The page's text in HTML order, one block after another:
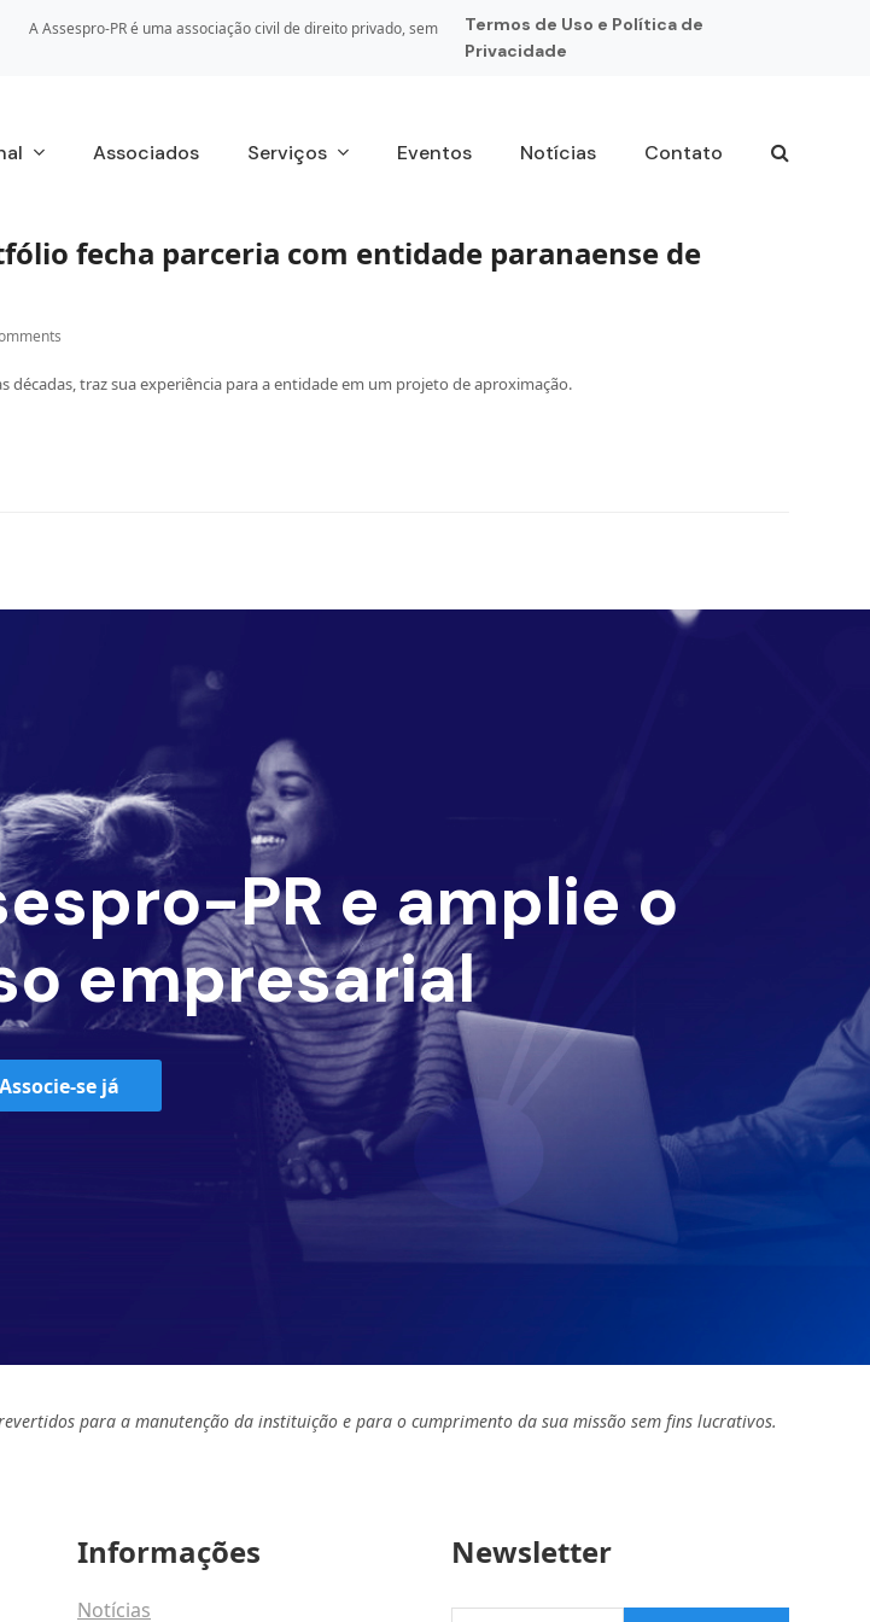
A Assespro-PR é uma associação civil de direito privado, sem
Termos de Uso e Política de
Privacidade
Associados Serviços Eventos Notícias Contato
fecha parceria com entidade paranaense de
traz sua experiência para a entidade em um projeto de aproximação.
PR e amplie o
empresarial
Associe-se já
para a manutenção da instituição e para o cumprimento da sua missão sem fins lucrativos.
Informações
Notícias
Newsletter